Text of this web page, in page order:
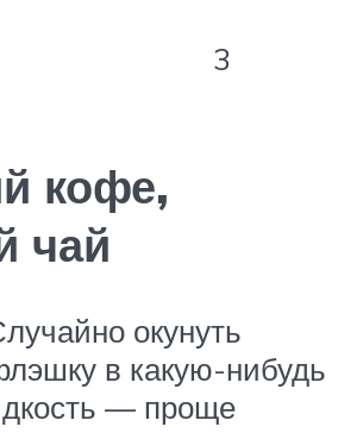
3
кофе,
чай
окунуть
в какую-нибудь
— проще